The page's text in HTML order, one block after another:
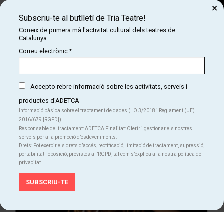
CARTELLERA
FESTIVAL DE TEATRE NEGA
Del dj. 20.11.25 al dg. 23.11.25
Teatre
Subscriu-te al butlletí de Tria Teatre!
Coneix de primera mà l'activitat cultural dels teatres de
Catalunya.
Correu electrònic*
Accepto rebre informació sobre les activitats, serveis i
productes d'ADETCA
Informació bàsica sobre el tractament de dades (LO 3/2018 i Reglament (UE)
2016/679 ]RGPD])
Responsable del tractament: ADETCA Finalitat: Oferir i gestionar els nostres
serveis per a la promoció d’esdeveniments.
Drets: Pot exercir els drets d’accés, rectificació, limitació de tractament, supressió,
portabilitat i oposició, previstos a l’RGPD, tal com s’explica a la nostra política de
privacitat.
×